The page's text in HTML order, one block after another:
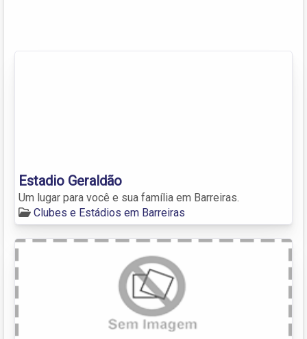
Estadio Geraldão
Um lugar para você e sua família em Barreiras.
Clubes e Estádios em Barreiras